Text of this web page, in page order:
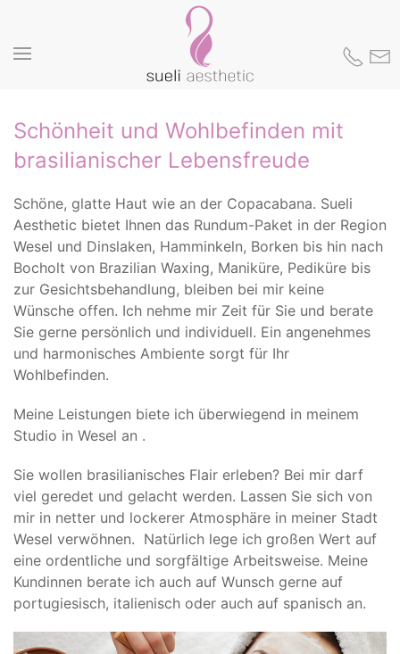
Die klassische Behandlung inklusive
hochwertiger Kosmetik
Schönheit und Wohlbefinden mit
brasilianischer Lebensfreude
Schöne, glatte Haut wie an der Copacabana. Sueli
Aesthetic bietet Ihnen das Rundum-Paket in der Region
Wesel und Dinslaken, Hamminkeln, Borken bis hin nach
Bocholt von Brazilian Waxing, Maniküre, Pediküre bis
zur Gesichtsbehandlung, bleiben bei mir keine
Wünsche offen. Ich nehme mir Zeit für Sie und berate
Sie gerne persönlich und individuell. Ein angenehmes
und harmonisches Ambiente sorgt für Ihr
Wohlbefinden.
Meine Leistungen biete ich überwiegend in meinem
Studio in Wesel an .
Sie wollen brasilianisches Flair erleben? Bei mir darf
viel geredet und gelacht werden. Lassen Sie sich von
mir in netter und lockerer Atmosphäre in meiner Stadt
Wesel verwöhnen. Natürlich lege ich großen Wert auf
eine ordentliche und sorgfältige Arbeitsweise. Meine
Kundinnen berate ich auch auf Wunsch gerne auf
portugiesisch, italienisch oder auch auf spanisch an.